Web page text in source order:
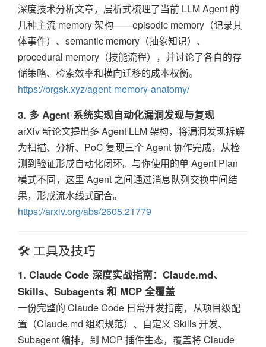
深度技术分析文章，层析式梳理了当前 LLM Agent 的
几种主流 memory 架构——episodic memory（记录具
体事件）、semantic memory（抽象知识）、
procedural memory（技能流程），并讨论了各自的存
储策略、检索效率和横向迁移的成本权衡。
https://brgsk.xyz/agent-memory-anatomy/
3. 多 Agent 系统实现自动化漏洞发现与复现
arXiv 新论文提出多 Agent LLM 架构，将漏洞发现拆解
为扫描、分析、PoC 复现三个 Agent 协作完成，从检
测到验证形成自动化闭环。与你使用的单 Agent Plan
模式不同，这里 Agent 之间通过消息队列交换中间结
果，形成流水线式配合。
https://arxiv.org/abs/2605.21779
🛠️ 工具及技巧
1. Claude Code 深度实战指南：Claude.md、
Skills、Subagents 和 MCP 全覆盖
一份完整的 Claude Code 日常开发指南，从项目级配
置（Claude.md 组织规范）、自定义 Skills 开发、
Subagent 编排，到 MCP 插件生态，覆盖将 Claude